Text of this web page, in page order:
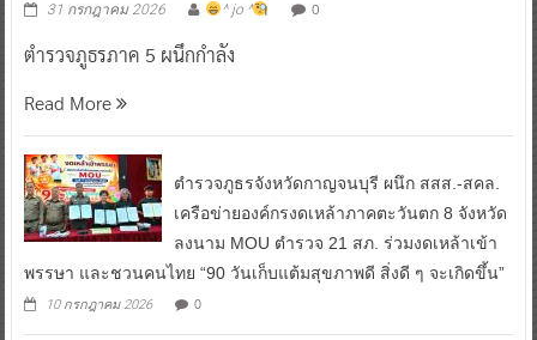
31 กรกฎาคม 2026 ^ jo ^ 0
ตำรวจภูธรภาค 5 ผนึกกำลัง
Read More
ตำรวจภูธรจังหวัดกาญจนบุรี ผนึก สสส.-สคล.
เครือข่ายองค์กรงดเหล้าภาคตะวันตก 8 จังหวัด
ลงนาม MOU ตำรวจ 21 สภ. ร่วมงดเหล้าเข้า
พรรษา และชวนคนไทย “90 วันเก็บแต้มสุขภาพดี สิ่งดี ๆ จะเกิดขึ้น”
10 กรกฎาคม 2026 0